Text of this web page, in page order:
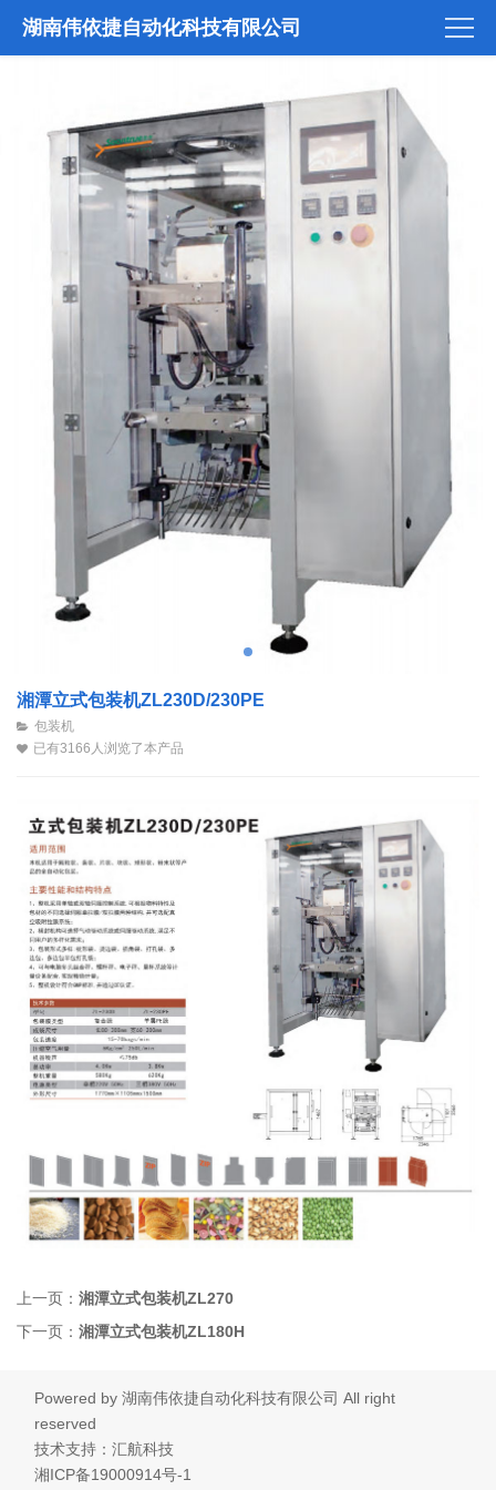
湖南伟依捷自动化科技有限公司
湘潭立式包装机ZL230D/230PE
包装机
已有3166人浏览了本产品
上一页： 湘潭立式包装机ZL270
下一页： 湘潭立式包装机ZL180H
Powered by湖南伟依捷自动化科技有限公司 All right
reserved
技术支持：汇航科技
湘ICP备19000914号-1